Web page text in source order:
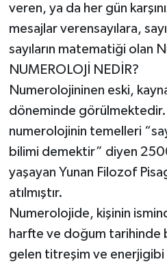
veren, ya da her gün
mesajlar verensayılara,
sayıların matematiği olan
NUMEROLOJİ NEDİR?
Numerolojininen eski,
döneminde görülmektedir.
numerolojinin temelleri
bilimi demektir” diyen
yaşayan Yunan Filozof
atılmıştır.
Numerolojide, kişinin
harfte ve doğum tarihinde
gelen titreşim ve enerjigibi